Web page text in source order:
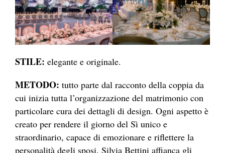
STILE: elegante e originale.
METODO: tutto parte dal racconto della coppia da
cui inizia tutta l’organizzazione del matrimonio con
particolare cura dei dettagli di design. Ogni aspetto è
creato per rendere il giorno del Sì unico e
straordinario, capace di emozionare e riflettere la
personalità degli sposi. Silvia Bettini affianca gli